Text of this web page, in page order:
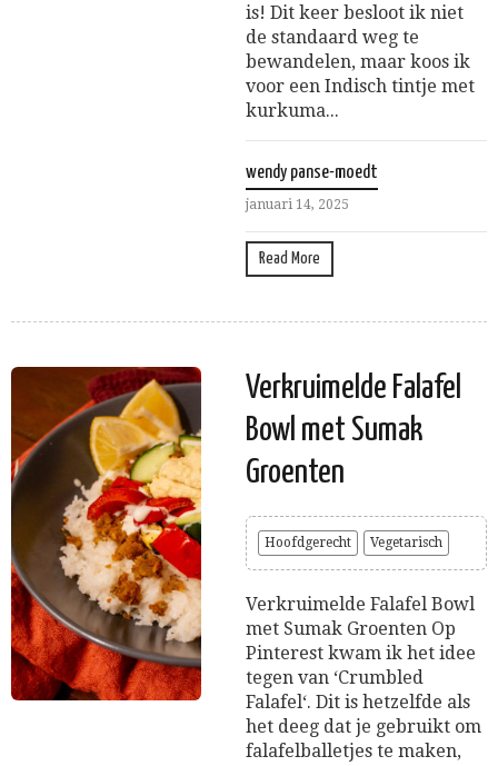
is! Dit keer besloot ik niet
de standaard weg te
bewandelen, maar koos ik
voor een Indisch tintje met
kurkuma...
wendy panse-moedt
januari 14, 2025
Read More
Verkruimelde Falafel
Bowl met Sumak
Groenten
Hoofdgerecht Vegetarisch
Verkruimelde Falafel Bowl
met Sumak Groenten Op
Pinterest kwam ik het idee
tegen van ‘Crumbled
Falafel‘. Dit is hetzelfde als
het deeg dat je gebruikt om
falafelballetjes te maken,